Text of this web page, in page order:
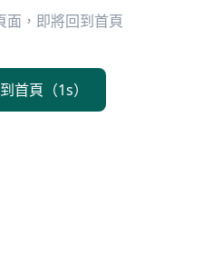
面，即將回到首頁
首頁（1s）